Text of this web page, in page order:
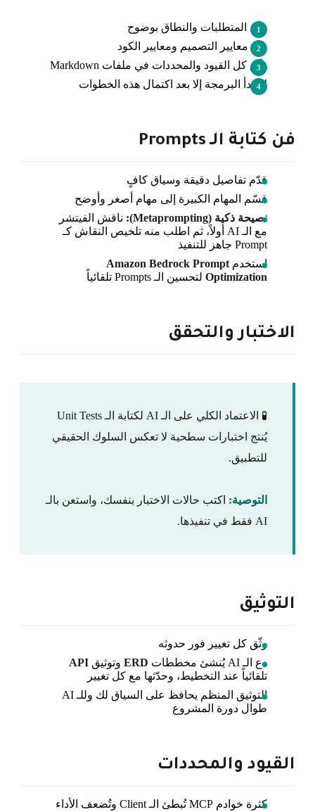
حدّد المتطلبات والنطاق بوضوح
ضع معايير التصميم ومعايير الكود
وثّق كل القيود والمحددات في ملفات Markdown
لا تبدأ البرمجة إلا بعد اكتمال هذه الخطوات
فن كتابة الـ Prompts
قدّم تفاصيل دقيقة وسياق كافٍ
قسّم المهام الكبيرة إلى مهام أصغر وأوضح
نصيحة ذكية (Metaprompting):
ناقش الفيتشر
مع الـ AI أولاً، ثم اطلب منه تلخيص النقاش كـ
Prompt جاهز للتنفيذ
استخدم Amazon Bedrock Prompt
Optimization لتحسين الـ Prompts تلقائياً
الاختبار والتحقق
🧪 الاعتماد الكلي على الـ AI لكتابة الـ Unit Tests
يُنتج اختبارات سطحية لا تعكس السلوك الحقيقي
للتطبيق.
التوصية: اكتب حالات الاختبار بنفسك، واستعن بالـ
AI فقط في تنفيذها.
التوثيق
وثّق كل تغيير فور حدوثه
دع الـ AI يُنشئ مخططات
ERD وتوثيق API
تلقائياً عند التخطيط، وحدّثها مع كل تغيير
التوثيق المنظم يحافظ على السياق لك وللـ AI
طوال دورة المشروع
القيود والمحددات
كثرة خوادم MCP تُبطئ الـ Client وتُضعف الأداء